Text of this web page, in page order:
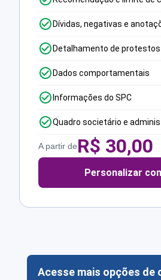
Dívidas, negativas e
Detalhamento de protestos
Dados comportamentais
Informações do SPC
Quadro societário e
A partir deR$ 30,00
Personalizar
Acesse mais opções de